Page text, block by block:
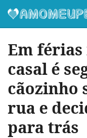
Em férias
casal é
cãozinho
rua e
para trás